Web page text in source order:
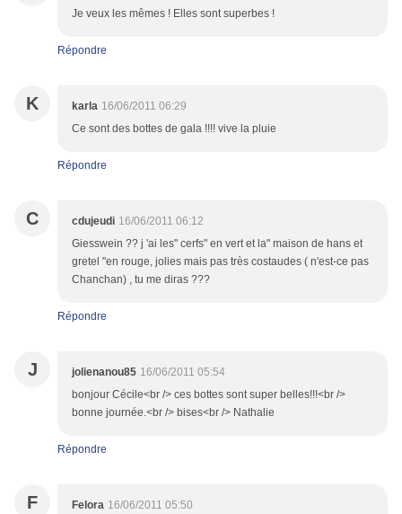
Je veux les mêmes ! Elles sont superbes !
Répondre
K karla 16/06/2011 06:29
Ce sont des bottes de gala !!!! vive la pluie
Répondre
C cdujeudi 16/06/2011 06:12
Giesswein ?? j 'ai les" cerfs" en vert et la" maison de hans et
gretel "en rouge, jolies mais pas très costaudes ( n'est-ce pas
Chanchan) , tu me diras ???
Répondre
J jolienanou85 16/06/2011 05:54
bonjour Cécile<br /> ces bottes sont super belles!!!<br />
bonne journée.<br /> bises<br /> Nathalie
Répondre
F Felora 16/06/2011 05:50